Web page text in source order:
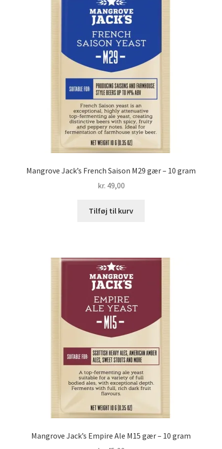
Mangrove Jack’s French Saison M29 gær – 10 gram
kr. 49,00
Tilføj til kurv
Mangrove Jack’s Empire Ale M15 gær – 10 gram